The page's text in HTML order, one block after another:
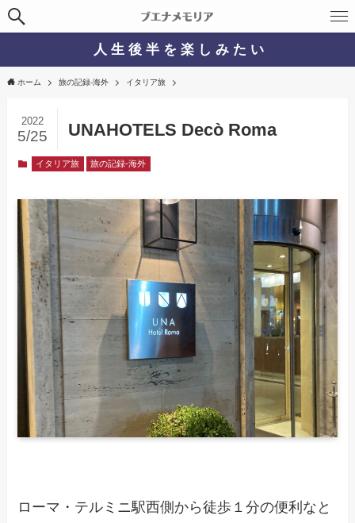
人 生 後 半 を 楽 し み た い
ホーム 旅の記録-海外 イタリア旅
UNAHOTELS Decò Roma
2022
5/25
イタリア旅 旅の記録-海外
ローマ・テルミニ駅西側から徒歩１分の便利なと